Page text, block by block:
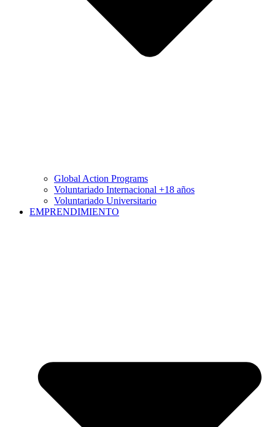
Global Action Programs
Voluntariado Internacional +18 años
Voluntariado Universitario
EMPRENDIMIENTO